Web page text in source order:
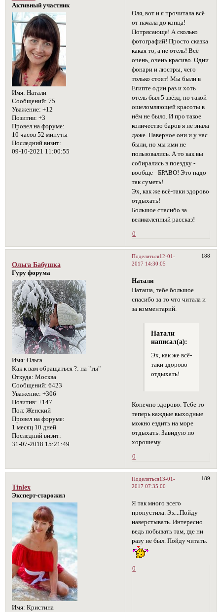
Активный участник
Имя: Натали
Сообщений: 75
Уважение: +12
Позитив: +3
Провел на форуме:
10 часов 52 минуты
Последний визит:
09-10-2021 11:00:55
Оля, вот и я прочитала всё
от начала до конца!
Потрясающе! А сколько
фотографий! Просто сказка
какая то, а не отель! Всё
очень, очень красиво. Одни
фонари и люстры, чего
только стоят! Мы были в
Египте один раз и хоть
отель был 5 звёзд, но такой
ошеломляющей красоты в
нём не было. И про такое
количество баров я не знала
даже. Наверное они и у нас
были, но мы ими не
пользовались. А то как вы
собирались в поездку -
вообще - БРАВО! Это надо
так суметь!
Эх, как же всё-таки здорово
отдыхать!
Большое спасибо за
великолепный рассказ!
0
Поделиться 188
12-01-
2017 14:30:05
Ольга Бабушка
Гуру форума
Имя: Ольга
Как к вам обращаться ?: на "ты"
Откуда: Москва
Сообщений: 6423
Уважение: +306
Позитив: +147
Пол: Женский
Провел на форуме:
1 месяц 10 дней
Последний визит:
31-07-2018 15:21:49
Натали
Наташа, тебе большое
спасибо за то что читала и
за комментарий.
Натали
написал(а):
Эх, как же всё-
таки здорово
отдыхать!
Конечно здорово. Тебе то
теперь каждые выходные
можно ездить на море
отдыхать. Завидую по
хорошему.
0
Поделиться 189
13-01-
2017 07:35:00
Tinlex
Эксперт-старожил
Имя: Кристина
Я так много всего
пропустила. Эх...Пойду
наверстывать. Интересно
ведь побывать там, где ни
разу не был. Пойду читать.
0